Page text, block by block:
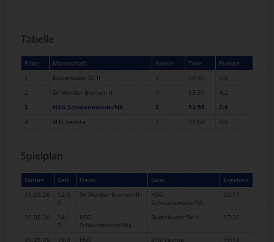
Tabelle
Platz Mannschaft Spiele Tore
Punkte
1
Buxtehuder SV II 3 58:41
6:0
2
SV Werder Bremen II 3 53:51
4:2
3
HSG Schwanewede/Nk. 3 53:55
2:4
4
SFN Vechta 3 37:54 0:6
Spielplan
Datum Zeit Heim Gast
Ergebnis
31.05.26
12:0
0
SV Werder Bremen II
HSG
Schwanewede/Nk.
20:17
31.05.26
14:1
5
HSG
Schwanewede/Nk.
Buxtehuder SV II 17:20
31.05.26 16:3 HSG SFN Vechta 19:15